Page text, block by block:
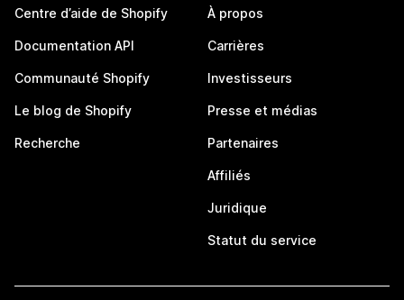
Centre d’aide de Shopify
Documentation API
Communauté Shopify
Le blog de Shopify
Recherche
À propos
Carrières
Investisseurs
Presse et médias
Partenaires
Affiliés
Juridique
Statut du service